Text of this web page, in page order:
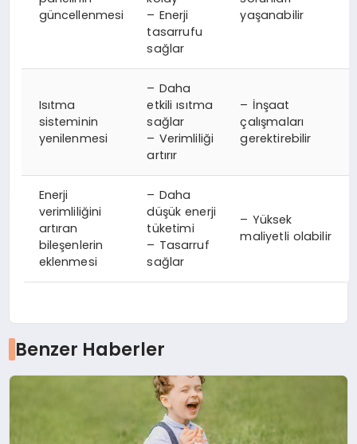
güncellenmesi
– Enerji
tasarrufu
sağlar
yaşanabilir
Isıtma
sisteminin
yenilenmesi
– Daha
etkili ısıtma
sağlar
– Verimliliği
artırır
– İnşaat
çalışmaları
gerektirebilir
Enerji
verimliliğini
artıran
bileşenlerin
eklenmesi
– Daha
düşük enerji
tüketimi
– Tasarruf
sağlar
– Yüksek
maliyetli olabilir
Benzer Haberler